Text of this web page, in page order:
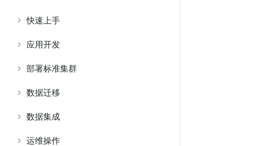
快速上手
应用开发
部署标准集群
数据迁移
数据集成
运维操作